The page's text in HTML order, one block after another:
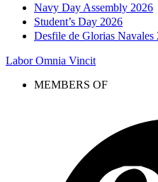
Navy Day Assembly 2026
Student’s Day 2026
Desfile de Glorias Navales
Labor Omnia Vincit
MEMBERS OF